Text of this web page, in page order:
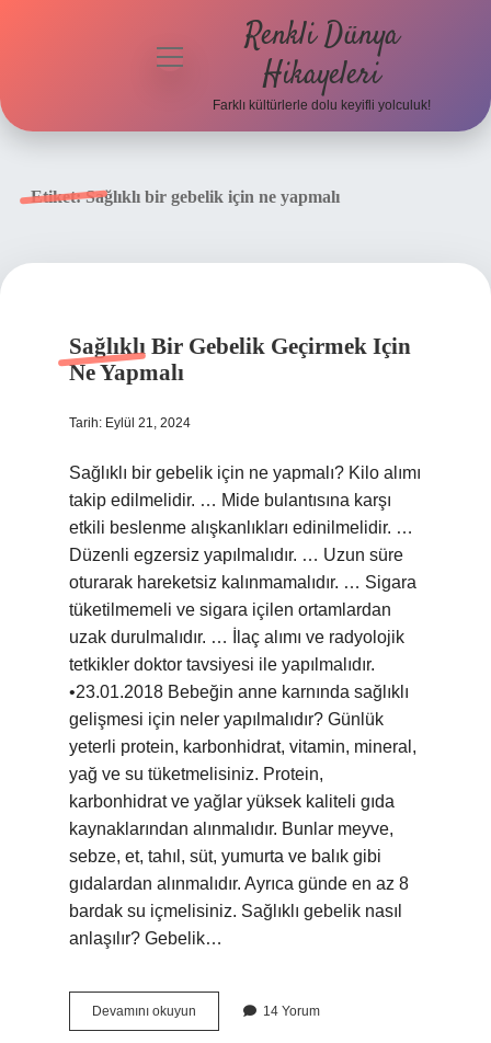
Politikası
menüyü
Renkli Dünya
Hikayeleri
Farklı kültürlerle dolu keyifli yolculuk!
Etiket:Sağlıklı bir gebelik için ne yapmalı
Sağlıklı Bir Gebelik Geçirmek Için
Ne Yapmalı
Tarih: Eylül 21, 2024
Sağlıklı bir gebelik için ne yapmalı? Kilo alımı
takip edilmelidir. … Mide bulantısına karşı
etkili beslenme alışkanlıkları edinilmelidir. …
Düzenli egzersiz yapılmalıdır. … Uzun süre
oturarak hareketsiz kalınmamalıdır. … Sigara
tüketilmemeli ve sigara içilen ortamlardan
uzak durulmalıdır. … İlaç alımı ve radyolojik
tetkikler doktor tavsiyesi ile yapılmalıdır.
•23.01.2018 Bebeğin anne karnında sağlıklı
gelişmesi için neler yapılmalıdır? Günlük
yeterli protein, karbonhidrat, vitamin, mineral,
yağ ve su tüketmelisiniz. Protein,
karbonhidrat ve yağlar yüksek kaliteli gıda
kaynaklarından alınmalıdır. Bunlar meyve,
sebze, et, tahıl, süt, yumurta ve balık gibi
gıdalardan alınmalıdır. Ayrıca günde en az 8
bardak su içmelisiniz. Sağlıklı gebelik nasıl
anlaşılır? Gebelik…
Devamını okuyun
Bir
14 Yorum